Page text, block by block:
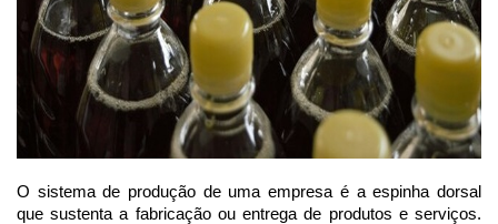
O sistema de produção de uma empresa é a espinha dorsal
que sustenta a fabricação ou entrega de produtos e serviços.